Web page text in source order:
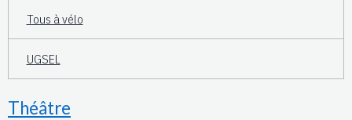
Tous à vélo
UGSEL
Théâtre